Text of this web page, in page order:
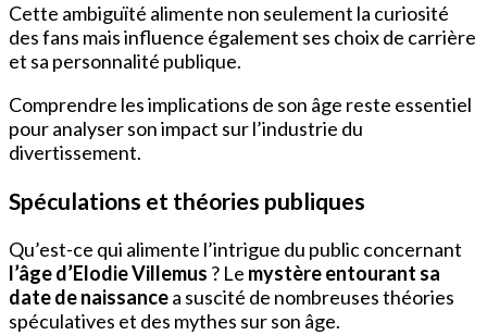
Cette ambiguïté alimente non seulement la curiosité
des fans mais influence également ses choix de carrière
et sa personnalité publique.
Comprendre les implications de son âge reste essentiel
pour analyser son impact sur l’industrie du
divertissement.
Spéculations et théories publiques
Qu’est-ce qui alimente l’intrigue du public concernant
l’âge d’Elodie Villemus ? Le mystère entourant sa
date de naissancea suscité de nombreuses théories
spéculatives et des mythes sur son âge.